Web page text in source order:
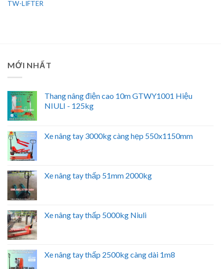
TW-LIFTER
MỚI NHẤT
Thang nâng điện cao 10m GTWY1001 Hiệu
NIULI - 125kg
Xe nâng tay 3000kg càng hẹp 550x1150mm
Xe nâng tay thấp 51mm 2000kg
Xe nâng tay thấp 5000kg Niuli
Xe nâng tay thấp 2500kg càng dài 1m8